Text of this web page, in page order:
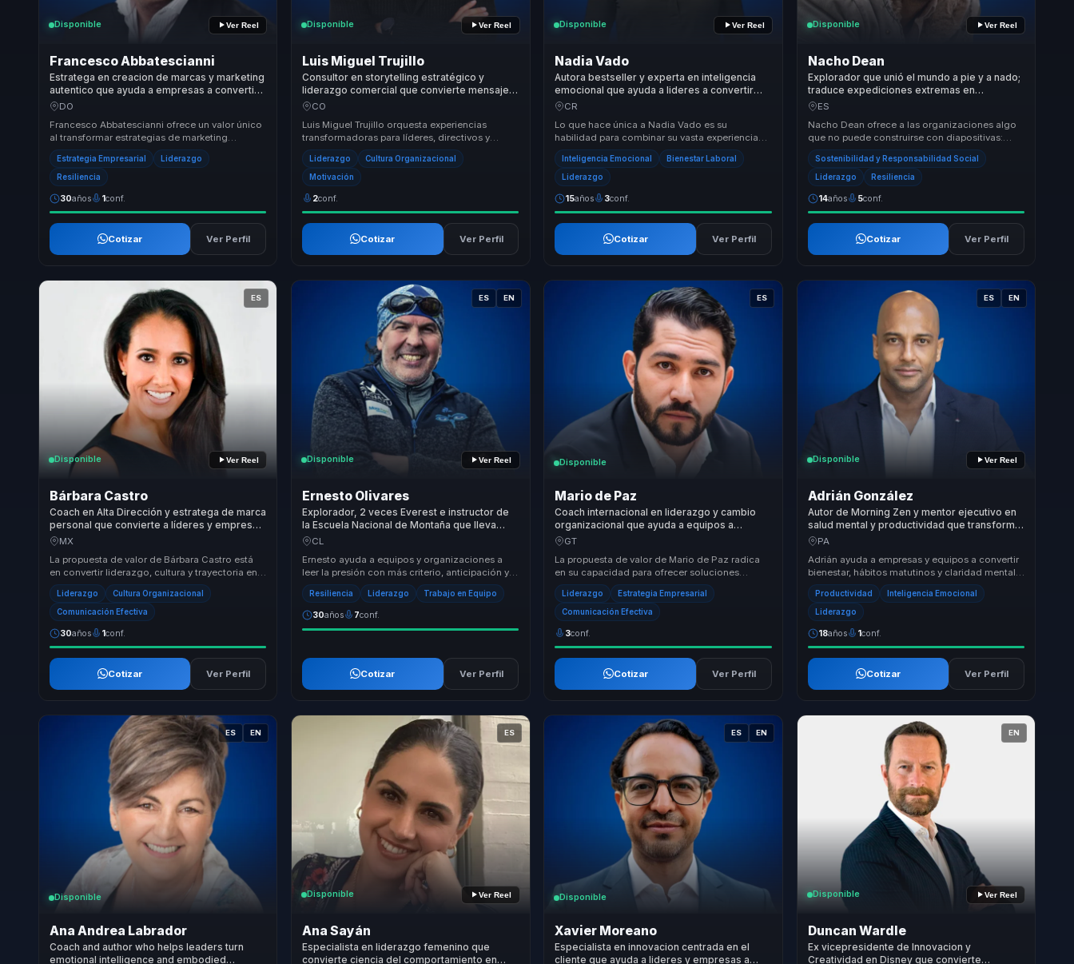
Disponible Ver Reel
Francesco Abbatescianni
Estratega en creacion de marcas y marketing
autentico que ayuda a empresas a convertir
diferenciacion en posicionamiento, lealtad y
DO
Francesco Abbatescianni ofrece un valor único
al transformar estrategias de marketing
convencionales en enfoques auténticos y
efectivos q...
Estrategia Empresarial Liderazgo
Resiliencia
30años 1conf.
Cotizar Ver Perfil
Disponible Ver Reel
Luis Miguel Trujillo
Consultor en storytelling estratégico y
liderazgo comercial que convierte mensajes
complejos en recordación, influencia y
CO
Luis Miguel Trujillo orquesta experiencias
transformadoras para líderes, directivos y
responsables de equipos, ayudándoles a dejar
atrás ...
Liderazgo Cultura Organizacional
Motivación
2conf.
Cotizar Ver Perfil
Disponible Ver Reel
Nadia Vado
Autora bestseller y experta en inteligencia
emocional que ayuda a lideres a convertir
bienestar y mindfulness en productividad y
CR
Lo que hace única a Nadia Vado es su
habilidad para combinar su vasta experiencia
en inteligencia emocional con un enfoque
práctico y apl...
Inteligencia Emocional Bienestar Laboral
Liderazgo
15años 3conf.
Cotizar Ver Perfil
Disponible Ver Reel
Nacho Dean
Explorador que unió el mundo a pie y a nado;
traduce expediciones extremas en
liderazgo, resiliencia y propósito
ES
Nacho Dean ofrece a las organizaciones algo
que no puede construirse con diapositivas:
autoridad nacida de haber atravesado cambios
reale...
Sostenibilidad y Responsabilidad Social
Liderazgo Resiliencia
14años 5conf.
Cotizar Ver Perfil
ES
Disponible Ver Reel
Bárbara Castro
Coach en Alta Dirección y estratega de marca
personal que convierte a líderes y empresas
en autoridad visible y rentable.
MX
La propuesta de valor de Bárbara Castro está
en convertir liderazgo, cultura y trayectoria en
autoridad visible que trabaja a favor del n...
Liderazgo Cultura Organizacional
Comunicación Efectiva
30años 1conf.
Cotizar Ver Perfil
ES EN
Disponible Ver Reel
Ernesto Olivares
Explorador, 2 veces Everest e instructor de
la Escuela Nacional de Montaña que lleva
seguridad y resiliencia a equipos bajo
CL
Ernesto ayuda a equipos y organizaciones a
leer la presión con más criterio, anticipación y
disciplina. Desde la montaña traduce
segurida...
Resiliencia Liderazgo Trabajo en Equipo
30años 7conf.
Cotizar Ver Perfil
ES
Disponible
Mario de Paz
Coach internacional en liderazgo y cambio
organizacional que ayuda a equipos a
convertir estrategia y finanzas en ejecucion,
GT
La propuesta de valor de Mario de Paz radica
en su capacidad para ofrecer soluciones
integrales que combinan inspiración y acción.
Su enf...
Liderazgo Estrategia Empresarial
Comunicación Efectiva
3conf.
Cotizar Ver Perfil
ES EN
Disponible Ver Reel
Adrián González
Autor de Morning Zen y mentor ejecutivo en
salud mental y productividad que transforma
hábitos matutinos en foco, energía y
PA
Adrián ayuda a empresas y equipos a convertir
bienestar, hábitos matutinos y claridad mental
en productividad sostenible. Su propuesta un...
Productividad Inteligencia Emocional
Liderazgo
18años 1conf.
Cotizar Ver Perfil
ES EN
Disponible
Ana Andrea Labrador
Coach and author who helps leaders turn
emotional intelligence and embodied
ES
Disponible Ver Reel
Ana Sayán
Especialista en liderazgo femenino que
convierte ciencia del comportamiento en
ES EN
Disponible
Xavier Moreano
Especialista en innovacion centrada en el
cliente que ayuda a lideres y empresas a
EN
Disponible Ver Reel
Duncan Wardle
Ex vicepresidente de Innovacion y
Creatividad en Disney que convierte